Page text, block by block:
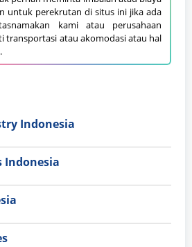
untuk perekrutan di situs ini jika ada
kami atau perusahaan
transportasi atau akomodasi atau hal
Indonesia
Indonesia